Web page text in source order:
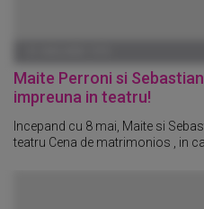
Maite Perroni si
impreuna in teatru!
Incepand cu 8 mai, Maite si
teatru Cena de matrimonios , in